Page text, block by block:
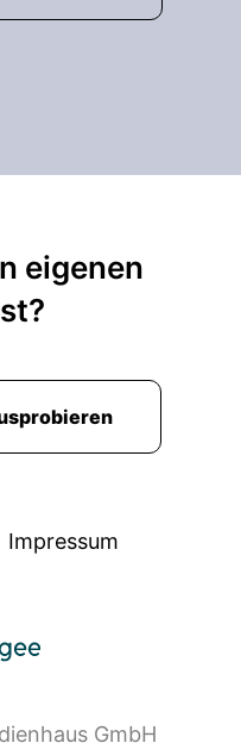
eigenen
Impressum
GmbH